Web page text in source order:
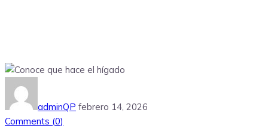
adminQP febrero 14, 2026
Comments (0)